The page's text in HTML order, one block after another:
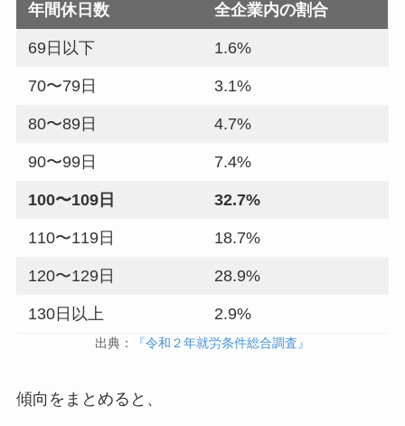
年間休日数 全企業内の割合
69日以下 1.6%
70〜79日 3.1%
80〜89日 4.7%
90〜99日 7.4%
100〜109日 32.7%
110〜119日 18.7%
120〜129日 28.9%
130日以上 2.9%
出典： 『令和２年就労条件総合調査』
傾向をまとめると、